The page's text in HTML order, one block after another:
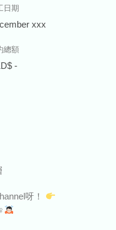
日期
xxx
總額
-
呀！
‍♀‍